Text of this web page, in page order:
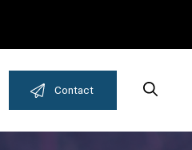
Contact Search